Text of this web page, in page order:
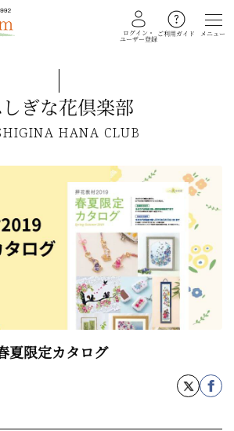
ログイン・
ユーザー登録
ご利用ガイド メニュー
HANA CLUB
ぎな花倶楽部
限定カタログ